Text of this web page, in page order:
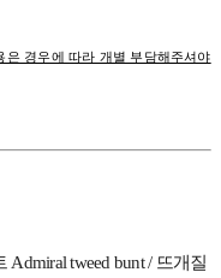
은 경우에 따라 개별 부담해주셔야
tweed bunt / 뜨개질